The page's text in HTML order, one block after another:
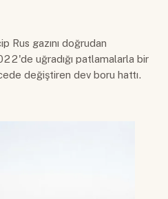
Rus gazını doğrudan
uğradığı patlamalarla bir
değiştiren dev boru hattı.